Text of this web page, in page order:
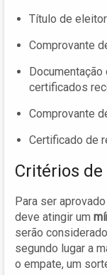
Título de
Comprovante
certificados
Comprovante
Certificado de
Critérios
Para ser
deve atingir um
serão
segundo lugar a
o empate, um